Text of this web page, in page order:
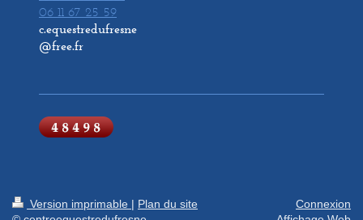
06 11 67 25 59
c.equestredufresne
@free.fr
Version imprimable | Plan du site
Connexion